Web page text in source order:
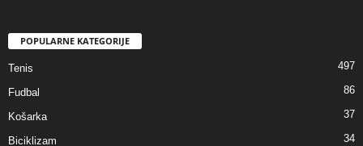
POPULARNE KATEGORIJE
Tenis 497
Fudbal 86
Košarka 37
Biciklizam 34